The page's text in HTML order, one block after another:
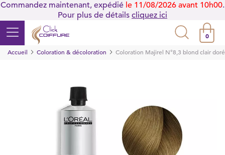
Commandez maintenant, expédié le 11/08/2026 avant 10h00.
Pour plus de détails cliquez ici
0
Accueil
Coloration & décoloration Coloration Majirel N°8,3 blond clair